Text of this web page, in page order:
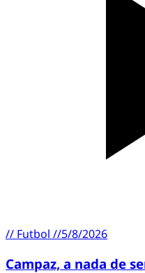
// Futbol //5/8/2026
Campaz, a nada de